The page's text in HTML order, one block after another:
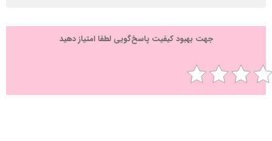
جهت بهبود کیفیت پاسخ‌گویی لطفا امتیاز دهید